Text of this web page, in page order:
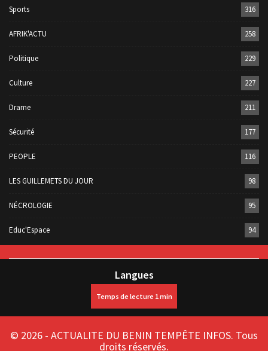
Sports 316
AFRIK'ACTU 258
Politique 229
Culture 227
Drame 211
Sécurité 177
PEOPLE 116
LES GUILLEMETS DU JOUR 98
NÉCROLOGIE 95
Educ'Espace 94
Langues
© 2026 - ACTUALITE DU BENIN TEMPÊTE INFOS. Tous
droits réservés.